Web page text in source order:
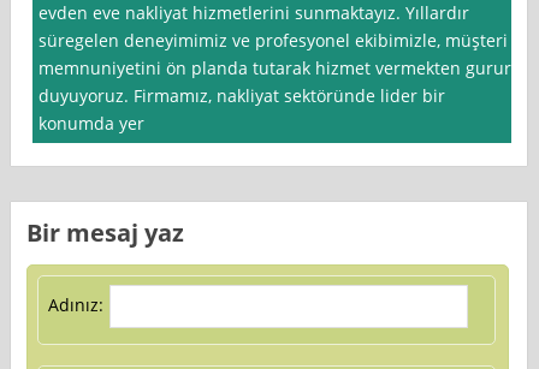
evden eve nakliyat hizmetlerini sunmaktayız. Yıllardır
süregelen deneyimimiz ve profesyonel ekibimizle, müşteri
memnuniyetini ön planda tutarak hizmet vermekten gurur
duyuyoruz. Firmamız, nakliyat sektöründe lider bir
konumda yer
Bir mesaj yaz
Adınız: